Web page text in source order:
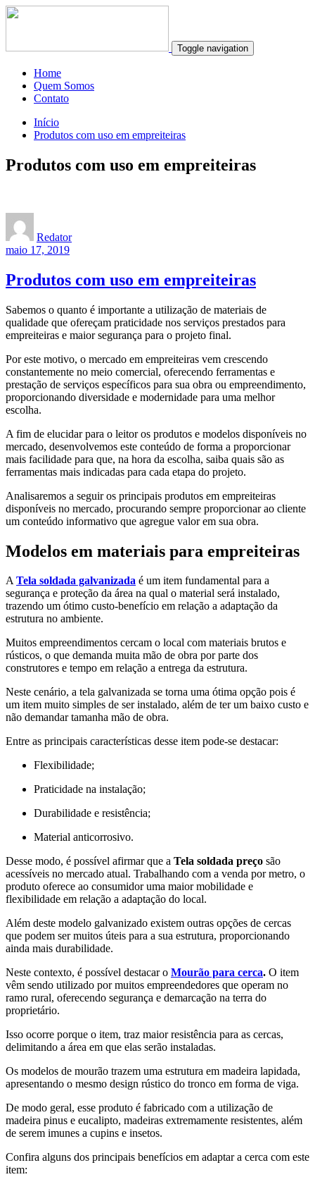
Toggle navigation
Home
Quem Somos
Contato
Início
Produtos com uso em empreiteiras
Produtos com uso em empreiteiras
Redator
maio 17, 2019
Produtos com uso em empreiteiras
Sabemos o quanto é importante a utilização de materiais de
qualidade que ofereçam praticidade nos serviços prestados para
empreiteiras e maior segurança para o projeto final.
Por este motivo, o mercado em empreiteiras vem crescendo
constantemente no meio comercial, oferecendo ferramentas e
prestação de serviços específicos para sua obra ou empreendimento,
proporcionando diversidade e modernidade para uma melhor
escolha.
A fim de elucidar para o leitor os produtos e modelos disponíveis no
mercado, desenvolvemos este conteúdo de forma a proporcionar
mais facilidade para que, na hora da escolha, saiba quais são as
ferramentas mais indicadas para cada etapa do projeto.
Analisaremos a seguir os principais produtos em empreiteiras
disponíveis no mercado, procurando sempre proporcionar ao cliente
um conteúdo informativo que agregue valor em sua obra.
Modelos em materiais para empreiteiras
ATela soldada galvanizada é um item fundamental para a
segurança e proteção da área na qual o material será instalado,
trazendo um ótimo custo-benefício em relação a adaptação da
estrutura no ambiente.
Muitos empreendimentos cercam o local com materiais brutos e
rústicos, o que demanda muita mão de obra por parte dos
construtores e tempo em relação a entrega da estrutura.
Neste cenário, a tela galvanizada se torna uma ótima opção pois é
um item muito simples de ser instalado, além de ter um baixo custo e
não demandar tamanha mão de obra.
Entre as principais características desse item pode-se destacar:
Flexibilidade;
Praticidade na instalação;
Durabilidade e resistência;
Material anticorrosivo.
Desse modo, é possível afirmar que a Tela soldada preço são
acessíveis no mercado atual. Trabalhando com a venda por metro, o
produto oferece ao consumidor uma maior mobilidade e
flexibilidade em relação a adaptação do local.
Além deste modelo galvanizado existem outras opções de cercas
que podem ser muitos úteis para a sua estrutura, proporcionando
ainda mais durabilidade.
Neste contexto, é possível destacar o Mourão para cerca. O item
vêm sendo utilizado por muitos empreendedores que operam no
ramo rural, oferecendo segurança e demarcação na terra do
proprietário.
Isso ocorre porque o item, traz maior resistência para as cercas,
delimitando a área em que elas serão instaladas.
Os modelos de mourão trazem uma estrutura em madeira lapidada,
apresentando o mesmo design rústico do tronco em forma de viga.
De modo geral, esse produto é fabricado com a utilização de
madeira pinus e eucalipto, madeiras extremamente resistentes, além
de serem imunes a cupins e insetos.
Confira alguns dos principais benefícios em adaptar a cerca com este
item: